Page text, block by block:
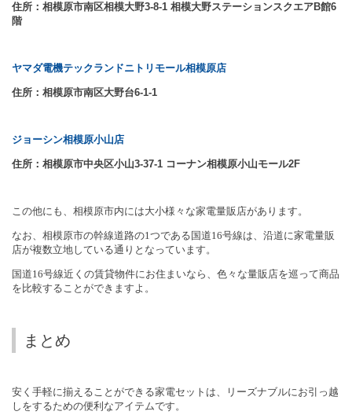
住所：相模原市南区相模大野3-8-1 相模大野ステーションスクエアB館6
階
ヤマダ電機テックランドニトリモール相模原店
住所：相模原市南区大野台6-1-1
ジョーシン相模原小山店
住所：相模原市中央区小山3-37-1 コーナン相模原小山モール2F
この他にも、相模原市内には大小様々な家電量販店があります。
なお、相模原市の幹線道路の1つである国道16号線は、沿道に家電量販
店が複数立地している通りとなっています。
国道16号線近くの賃貸物件にお住まいなら、色々な量販店を巡って商品
を比較することができますよ。
まとめ
安く手軽に揃えることができる家電セットは、リーズナブルにお引っ越
しをするための便利なアイテムです。